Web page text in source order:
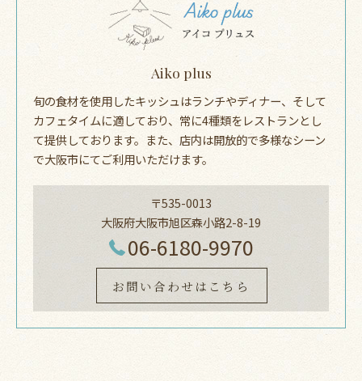
Aiko plus
旬の食材を使用したキッシュはランチやディナー、そして
カフェタイムに適しており、常に4種類をレストランとし
て提供しております。また、店内は開放的で多様なシーン
で大阪市にてご利用いただけます。
〒535-0013
大阪府大阪市旭区森小路2-8-19
06-6180-9970
お問い合わせはこちら